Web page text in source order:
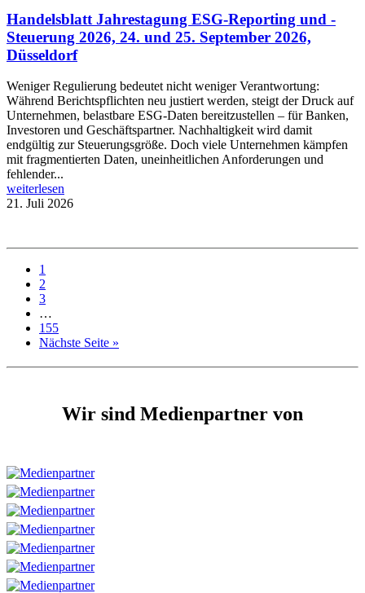
Handelsblatt Jahrestagung ESG-Reporting und -
Steuerung 2026, 24. und 25. September 2026,
Düsseldorf
Weniger Regulierung bedeutet nicht weniger Verantwortung:
Während Berichtspflichten neu justiert werden, steigt der Druck auf
Unternehmen, belastbare ESG-Daten bereitzustellen – für Banken,
Investoren und Geschäftspartner. Nachhaltigkeit wird damit
endgültig zur Steuerungsgröße. Doch viele Unternehmen kämpfen
mit fragmentierten Daten, uneinheitlichen Anforderungen und
fehlender...
weiterlesen
21. Juli 2026
1
2
3
…
155
Nächste Seite »
Wir sind Medienpartner von